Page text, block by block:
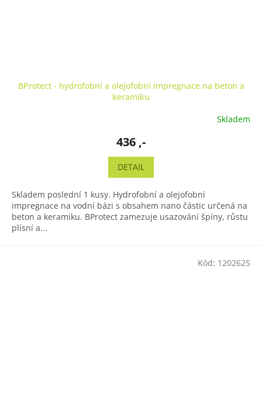
BProtect - hydrofobní a olejofobní impregnace na beton a
keramiku
Skladem
436 ,-
DETAIL
Skladem poslední 1 kusy. Hydrofobní a olejofobní
impregnace na vodní bázi s obsahem nano částic určená na
beton a keramiku. BProtect zamezuje usazování špíny, růstu
plísní a...
Kód: 1202625